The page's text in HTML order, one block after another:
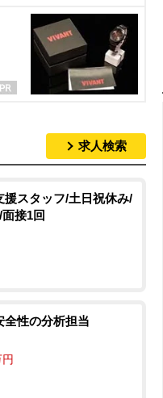
求人検索
援スタッフ/土日祝休み/
接1回
全性の分析担当